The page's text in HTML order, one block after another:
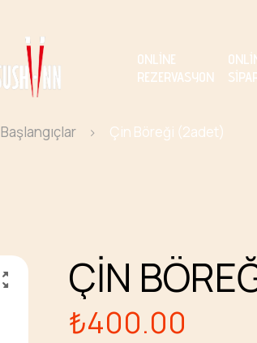
ONLINE
REZERVASYON
Başlangıçlar Çin Böreği (2adet)
ÇIN
₺400.00